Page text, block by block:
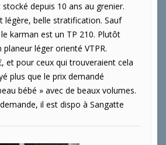
depuis 10 ans au grenier.
légère, belle stratification. Sauf
karman est un TP 210. Plutôt
léger orienté VTPR.
et pour ceux qui trouveraient cela
plus que le prix demandé
bébé » avec de beaux volumes.
il est dispo à Sangatte